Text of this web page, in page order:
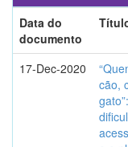
Data do
documento
17-Dec-2020
cão,